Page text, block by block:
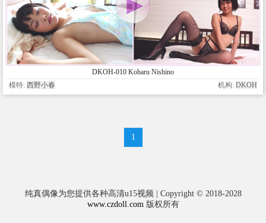
DKOH-010 Koharu Nishino
模特: 西野小春 机构: DKOH
1
纯真偶像为您提供各种高清u15视频 | Copyright © 2018-2028
www.czdoll.com 版权所有